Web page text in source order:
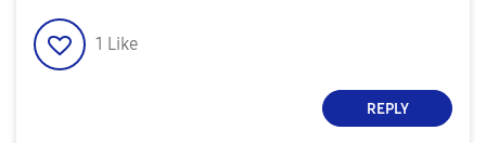
1 Like
REPLY